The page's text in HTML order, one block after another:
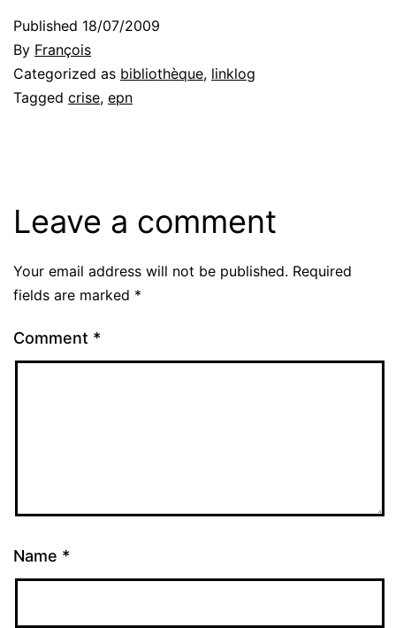
Published 18/07/2009
By François
Categorized as bibliothèque, linklog
Tagged crise, epn
Leave a comment
Your email address will not be published. Required
fields are marked *
Comment *
Name *